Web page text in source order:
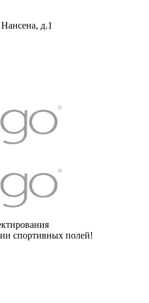
д.1
спортивных полей!